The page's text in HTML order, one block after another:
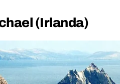
(Irlanda)